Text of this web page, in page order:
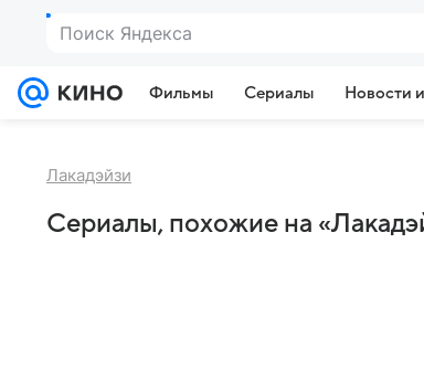
Поиск Яндекса
Фильмы Сериалы Новости
Лакадэйзи
Сериалы, похожие на